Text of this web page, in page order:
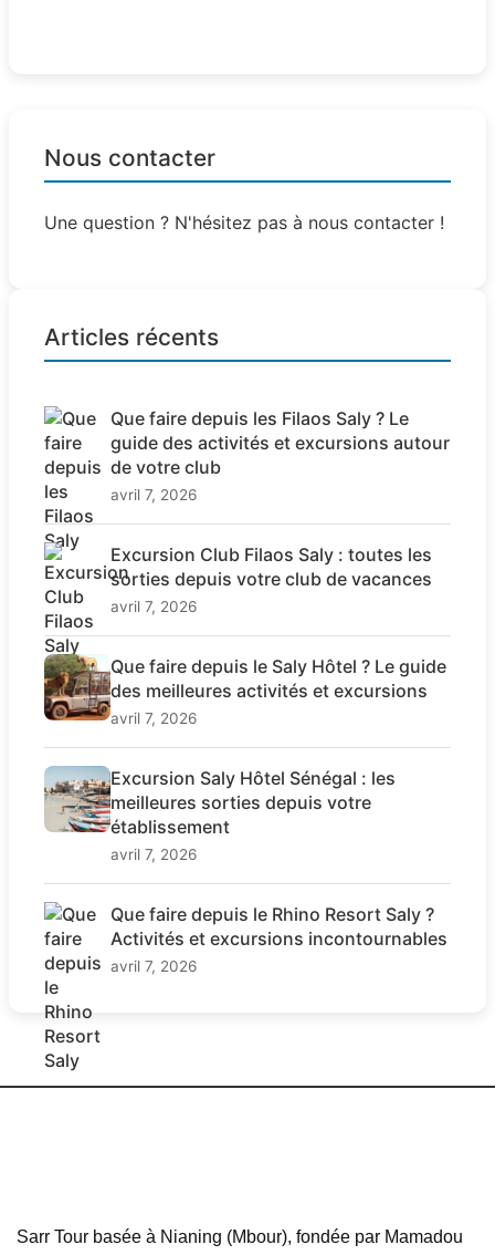
Nous contacter
Une question ? N'hésitez pas à nous contacter !
Articles récents
Que faire depuis les Filaos Saly ? Le
guide des activités et excursions autour
de votre club
avril 7, 2026
Excursion Club Filaos Saly : toutes les
sorties depuis votre club de vacances
avril 7, 2026
Que faire depuis le Saly Hôtel ? Le guide
des meilleures activités et excursions
avril 7, 2026
Excursion Saly Hôtel Sénégal : les
meilleures sorties depuis votre
établissement
avril 7, 2026
Que faire depuis le Rhino Resort Saly ?
Activités et excursions incontournables
avril 7, 2026
Sarr Tour basée à Nianing (Mbour), fondée par Mamadou